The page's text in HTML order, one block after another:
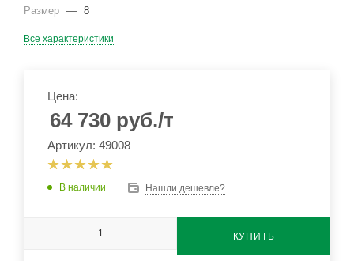
Размер — 8
Все характеристики
Цена:
64 730 руб./т
Артикул: 49008
В наличии Нашли дешевле?
КУПИТЬ